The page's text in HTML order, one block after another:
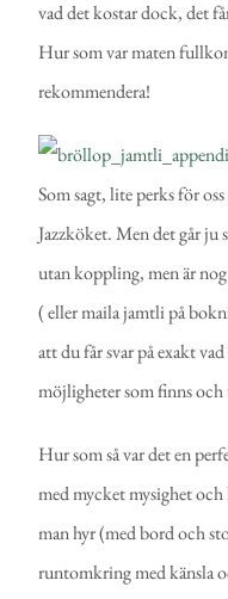
vad det kostar dock, det
Hur som var maten
rekommendera!
Som sagt, lite perks för
Jazzköket. Men det går ju
utan koppling, men är
( eller maila jamtli på
att du får svar på exakt
möjligheter som finns
Hur som så var det en
med mycket mysighet
man hyr (med bord och
runtomkring med känsla